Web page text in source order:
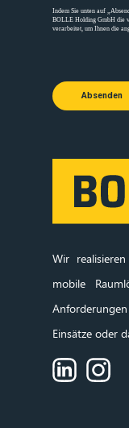
Indem Sie unten auf
BOLLE Holding GmbH die
verarbeitet, um Ihnen die
Absenden
Wir
mobile
Einsätze oder